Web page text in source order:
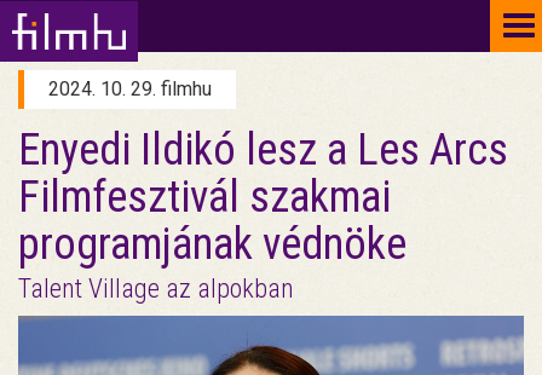
2024. 10. 29. filmhu
Enyedi Ildikó lesz a Les Arcs
Filmfesztivál szakmai
programjának védnöke
Talent Village az alpokban